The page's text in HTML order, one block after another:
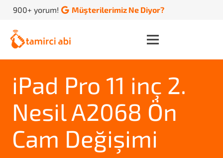
900+ yorum! Müşterilerimiz Ne Diyor?
iPad Pro 11 inç 2.
Nesil A2068 Ön
Cam Değişimi